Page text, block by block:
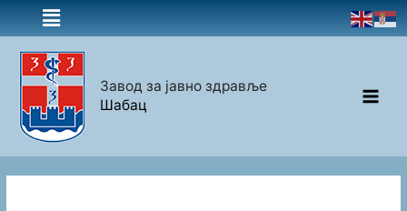
Завод за јавно здравље
Шабац